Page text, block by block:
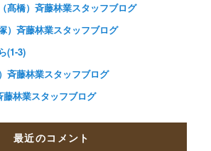
橋）斉藤林業スタッフブログ
）斉藤林業スタッフブログ
(1-3)
斉藤林業スタッフブログ
林業スタッフブログ
最近のコメント